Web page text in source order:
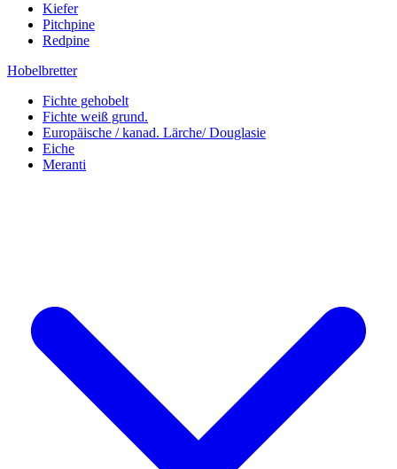
Kiefer
Pitchpine
Redpine
Hobelbretter
Fichte gehobelt
Fichte weiß grund.
Europäische / kanad. Lärche/ Douglasie
Eiche
Meranti